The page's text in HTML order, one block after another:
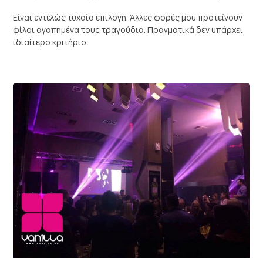
Είναι εντελώς τυχαία επιλογή. Άλλες φορές μου προτείνουν
φίλοι αγαπημένα τους τραγούδια. Πραγματικά δεν υπάρχει
ιδιαίτερο κριτήριο.